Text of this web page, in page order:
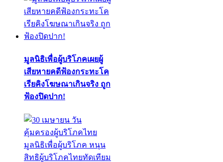
มูลนิธิเพื่อผู้บริโภคเผยผู้
เสียหายคดีฟ้องกระทะโค
เรียคิงโฆษณาเกินจริง ถูก
ฟ้องปิดปาก!